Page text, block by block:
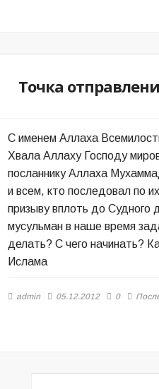
Точка
С именем Аллаха
Хвала Аллаху Господу
посланнику Аллаха
и всем, кто последовал по
призыву вплоть до Судного
мусульман в наше время
делать? С чего начинать?
Ислама
admin 05.12.2012 0